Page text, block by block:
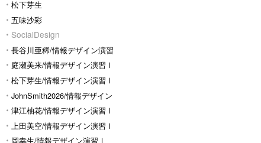
松下芽生
五味沙彩
SocialDesign
長谷川亜稀/情報デザイン演習
Ⅰ 庭瀬美来/情報デザイン演習Ⅰ
松下芽生/情報デザイン演習Ⅰ
JohnSmith2026/情報デザイン
演習I
津江柚花/情報デザイン演習Ⅰ
上田美空/情報デザイン演習Ⅰ
岡幸生/情報デザイン演習Ⅰ